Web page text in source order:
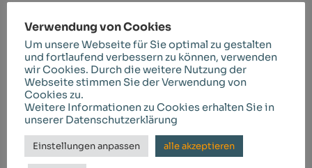
Weiterlesen
Verwendung von Cookies
Um unsere Webseite für Sie optimal zu gestalten
und fortlaufend verbessern zu können, verwenden
wir Cookies. Durch die weitere Nutzung der
Webseite stimmen Sie der Verwendung von
Cookies zu.
Weitere Informationen zu Cookies erhalten Sie in
unserer Datenschutzerklärung
Einstellungen anpassen alle akzeptieren